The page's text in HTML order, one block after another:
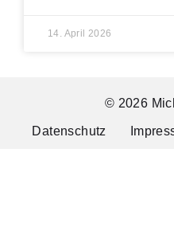
14. April 2026
© 2026
Datenschutz